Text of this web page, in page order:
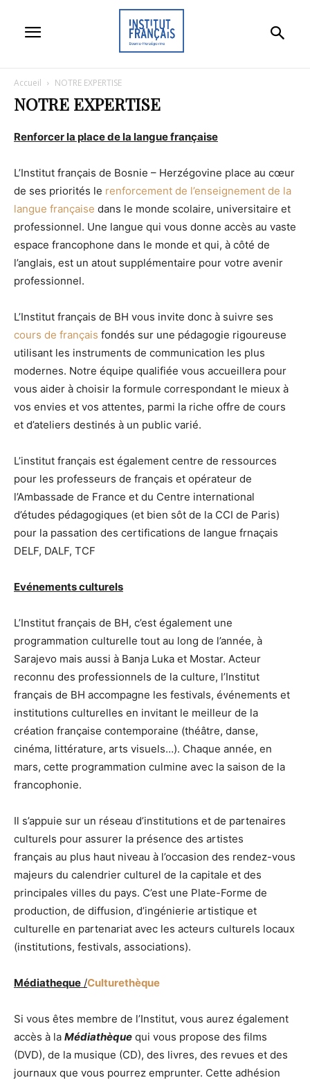
Accueil NOTRE EXPERTISE
NOTRE EXPERTISE
Renforcer la place de la langue française
L’Institut français de Bosnie – Herzégovine place au cœur
de ses priorités le renforcement de l’enseignement de la
langue française dans le monde scolaire, universitaire et
professionnel. Une langue qui vous donne accès au vaste
espace francophone dans le monde et qui, à côté de
l’anglais, est un atout supplémentaire pour votre avenir
professionnel.
L’Institut français de BH vous invite donc à suivre ses
cours de français fondés sur une pédagogie rigoureuse
utilisant les instruments de communication les plus
modernes. Notre équipe qualifiée vous accueillera pour
vous aider à choisir la formule correspondant le mieux à
vos envies et vos attentes, parmi la riche offre de cours
et d’ateliers destinés à un public varié.
L’institut français est également centre de ressources
pour les professeurs de français et opérateur de
l’Ambassade de France et du Centre international
d’études pédagogiques (et bien sôt de la CCI de Paris)
pour la passation des certifications de langue frnaçais
DELF, DALF, TCF
Evénements culturels
L’Institut français de BH, c’est également une
programmation culturelle tout au long de l’année, à
Sarajevo mais aussi à Banja Luka et Mostar. Acteur
reconnu des professionnels de la culture, l’Institut
français de BH accompagne les festivals, événements et
institutions culturelles en invitant le meilleur de la
création française contemporaine (théâtre, danse,
cinéma, littérature, arts visuels…). Chaque année, en
mars, cette programmation culmine avec la saison de la
francophonie.
Il s’appuie sur un réseau d’institutions et de partenaires
culturels pour assurer la présence des artistes
français au plus haut niveau à l’occasion des rendez-vous
majeurs du calendrier culturel de la capitale et des
principales villes du pays. C’est une Plate-Forme de
production, de diffusion, d’ingénierie artistique et
culturelle en partenariat avec les acteurs culturels locaux
(institutions, festivals, associations).
Médiatheque /Culturethèque
Si vous êtes membre de l’Institut, vous aurez également
accès à la Médiathèque qui vous propose des films
(DVD), de la musique (CD), des livres, des revues et des
journaux que vous pourrez emprunter. Cette adhésion